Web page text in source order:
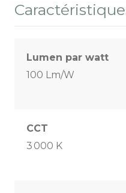
Lumen par watt
100 Lm/W
CCT
3 000 K